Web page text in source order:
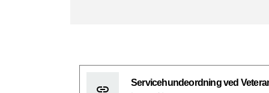
Servicehundeordning ved